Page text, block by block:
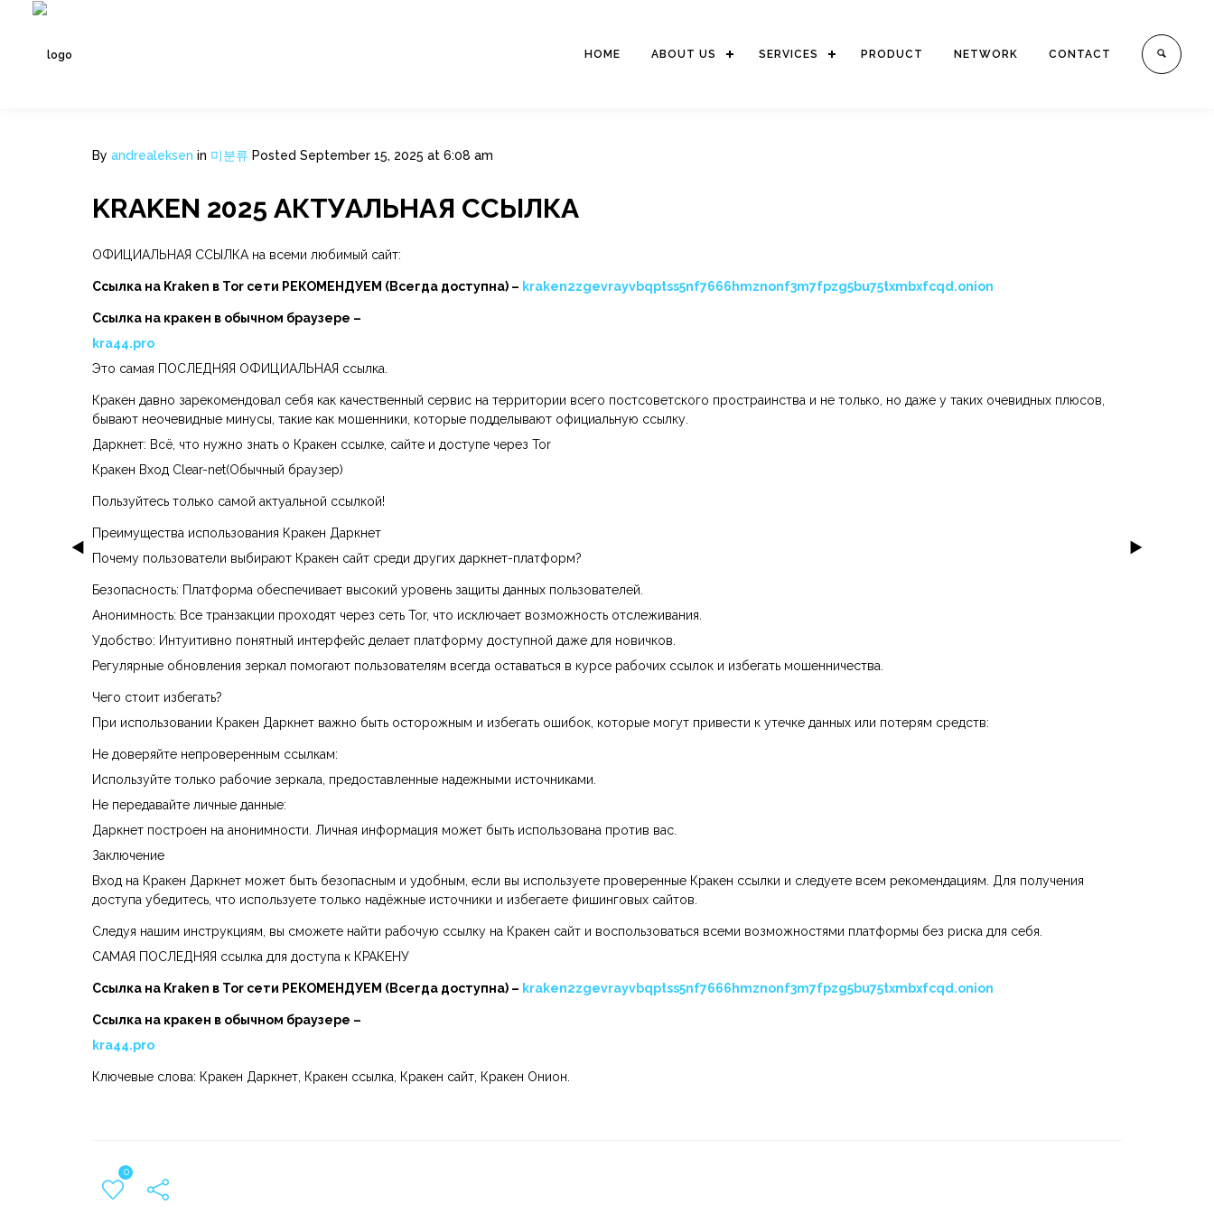
HOME ABOUT US SERVICES PRODUCT NETWORK CONTACT
By andrealeksen in 미분류 Posted September 15, 2025 at 6:08 am
KRAKEN 2025 АКТУАЛЬНАЯ ССЫЛКА
ОФИЦИАЛЬНАЯ ССЫЛКА на всеми любимый сайт:
Ссылка на Kraken в Tor сети РЕКОМЕНДУЕМ (Всегда доступна) – kraken2zgevrayvbqptss5nf7666hmznonf3m7fpzg5bu75txmbxfcqd.onion
Ссылка на кракен в обычном браузере –
kra44.pro
Это самая ПОСЛЕДНЯЯ ОФИЦИАЛЬНАЯ ссылка.
Кракен давно зарекомендовал себя как качественный сервис на территории всего постсоветского простраинства и не только, но даже у таких очевидных плюсов,
бывают неочевидные минусы, такие как мошенники, которые подделывают официальную ссылку.
Даркнет: Всё, что нужно знать о Кракен ссылке, сайте и доступе через Tor
Кракен Вход Clear-net(Обычный браузер)
Пользуйтесь только самой актуальной ссылкой!
Преимущества использования Кракен Даркнет
Почему пользователи выбирают Кракен сайт среди других даркнет-платформ?
Безопасность: Платформа обеспечивает высокий уровень защиты данных пользователей.
Анонимность: Все транзакции проходят через сеть Tor, что исключает возможность отслеживания.
Удобство: Интуитивно понятный интерфейс делает платформу доступной даже для новичков.
Регулярные обновления зеркал помогают пользователям всегда оставаться в курсе рабочих ссылок и избегать мошенничества.
Чего стоит избегать?
При использовании Кракен Даркнет важно быть осторожным и избегать ошибок, которые могут привести к утечке данных или потерям средств:
Не доверяйте непроверенным ссылкам:
Используйте только рабочие зеркала, предоставленные надежными источниками.
Не передавайте личные данные:
Даркнет построен на анонимности. Личная информация может быть использована против вас.
Заключение
Вход на Кракен Даркнет может быть безопасным и удобным, если вы используете проверенные Кракен ссылки и следуете всем рекомендациям. Для получения
доступа убедитесь, что используете только надёжные источники и избегаете фишинговых сайтов.
Следуя нашим инструкциям, вы сможете найти рабочую ссылку на Кракен сайт и воспользоваться всеми возможностями платформы без риска для себя.
САМАЯ ПОСЛЕДНЯЯ ссылка для доступа к КРАКЕНУ
Ссылка на Kraken в Tor сети РЕКОМЕНДУЕМ (Всегда доступна) – kraken2zgevrayvbqptss5nf7666hmznonf3m7fpzg5bu75txmbxfcqd.onion
Ссылка на кракен в обычном браузере –
kra44.pro
Ключевые слова: Кракен Даркнет, Кракен ссылка, Кракен сайт, Кракен Онион.
0